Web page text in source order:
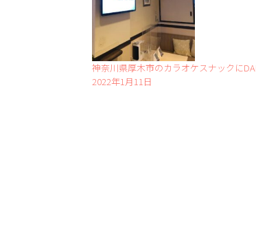
神奈川県厚木市のカラオケスナックに
2022年1月11日